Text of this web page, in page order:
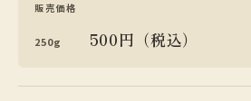
販売価格
250g 500円（税込）